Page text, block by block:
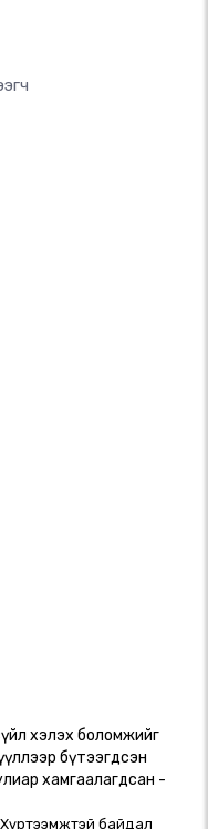
хэлэх боломжийг
бүтээгдсэн
хамгаалагдсан -
Хүртээмжтэй байдал